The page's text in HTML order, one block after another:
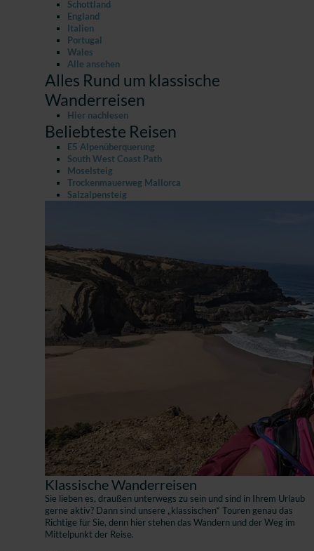
Schottland
England
Italien
Portugal
Wales
Alle ansehen
Alles Rund um klassische
Wanderreisen
Hier nachlesen
Beliebteste Reisen
E5 Alpenüberquerung
South West Coast Path
Moselsteig
Trockenmauerweg Mallorca
Salzalpensteig
Klassische Wanderreisen
Sie lieben es, draußen unterwegs zu sein und sind in Ihrem Urlaub
gerne aktiv? Dann sind unsere „klassischen“ Touren genau das
Richtige für Sie, denn hier stehen das Wandern und der Weg im
Mittelpunkt der Reise.